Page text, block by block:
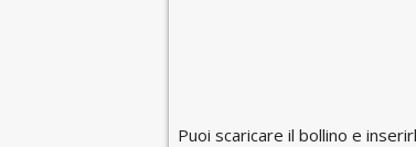
Puoi scaricare il bollino e